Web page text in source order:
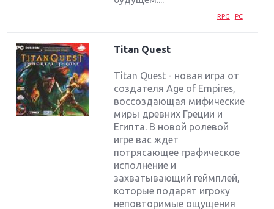
RPG PC
Titan Quest
Titan Quest - новая игра от
создателя Age of Empires,
воссоздающая мифические
миры древних Греции и
Египта. В новой ролевой
игре вас ждет
потрясающее графическое
исполнение и
захватывающий геймплей,
которые подарят игроку
неповторимые ощущения